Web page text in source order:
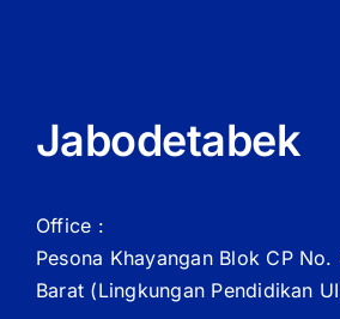
Jabodetabek
Office :
Pesona Khayangan Blok CP
Barat (Lingkungan Pendidikan